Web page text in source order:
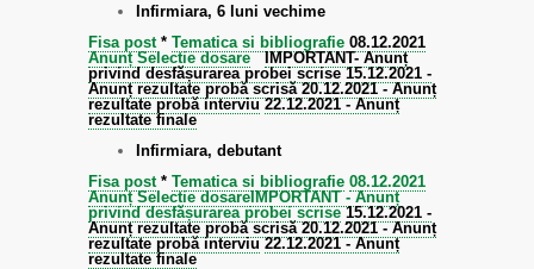
Infirmiara, 6 luni vechime
Fisa post* Tematica si bibliografie 08.12.2021
Anunț Selectie dosare
IMPORTANT- Anunț
privind desfășurarea probei scrise 15.12.2021 -
Anunț rezultate probă scrisă 20.12.2021 - Anunț
rezultate probă interviu 22.12.2021 - Anunț
rezultate finale
Infirmiara, debutant
Fisa post* Tematica si bibliografie 08.12.2021
Anunț Selectie dosareIMPORTANT - Anunț
privind desfășurarea probei scrise 15.12.2021 -
Anunț rezultate probă scrisă 20.12.2021 - Anunț
rezultate probă interviu 22.12.2021 - Anunț
rezultate finale